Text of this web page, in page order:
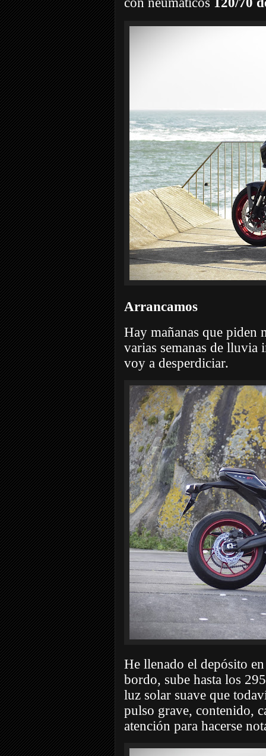
Arrancamos
Hay mañanas que piden
varias semanas de lluvia
voy a desperdiciar.
He llenado el depósito
bordo, sube hasta los
luz solar suave que
pulso grave, contenido,
atención para hacerse